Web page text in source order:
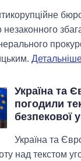
незаконного
Україна та
погодили
безпекової
Україна та
над текстом